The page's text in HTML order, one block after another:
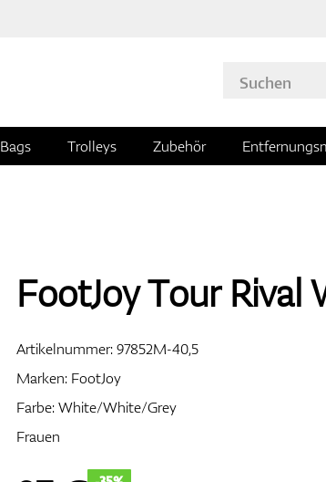
Bags Trolleys Zubehör
FootJoy Tour Rival
Artikelnummer:97852M-40,5
Marken: FootJoy
Farbe: White/White/Grey
Frauen